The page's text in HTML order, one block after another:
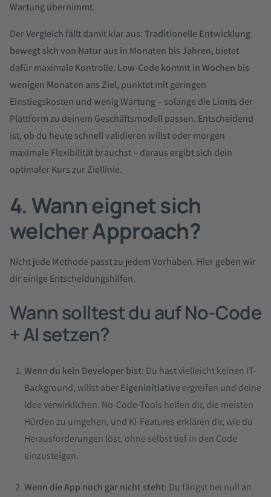
Wartung übernimmt.
Der Vergleich fällt damit klar aus:Traditionelle Entwicklung
bewegt sich von Natur aus in Monaten bis Jahren, bietet
dafür maximale Kontrolle. Low-Code kommt in Wochen bis
wenigen Monaten ans Ziel, punktet mit geringen
Einstiegskosten und wenig Wartung – solange die Limits der
Plattform zu deinem Geschäftsmodell passen. Entscheidend
ist, ob du heute schnell validieren willst oder morgen
maximale Flexibilität brauchst – daraus ergibt sich dein
optimaler Kurs zur Ziellinie.
4. Wann eignet sich
welcher Approach?
Nicht jede Methode passt zu jedem Vorhaben. Hier geben wir
dir einige Entscheidungshilfen.
Wann solltest du auf No-Code
+ AI setzen?
Wenn du kein Developer bist: Du hast vielleicht keinen IT-
Background, willst aberEigeninitiativeergreifen und deine
Idee verwirklichen. No-Code-Tools helfen dir, die meisten
Hürden zu umgehen, und KI-Features erklären dir, wie du
Herausforderungen löst, ohne selbst tief in den Code
einzusteigen.
Wenn die App noch gar nicht steht: Du fängst bei null an